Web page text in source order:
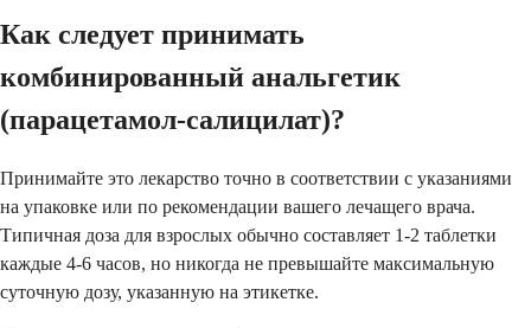
Как следует принимать
комбинированный анальгетик
(парацетамол-салицилат)?
Принимайте это лекарство точно в соответствии с указаниями
на упаковке или по рекомендации вашего лечащего врача.
Типичная доза для взрослых обычно составляет 1-2 таблетки
каждые 4-6 часов, но никогда не превышайте максимальную
суточную дозу, указанную на этикетке.